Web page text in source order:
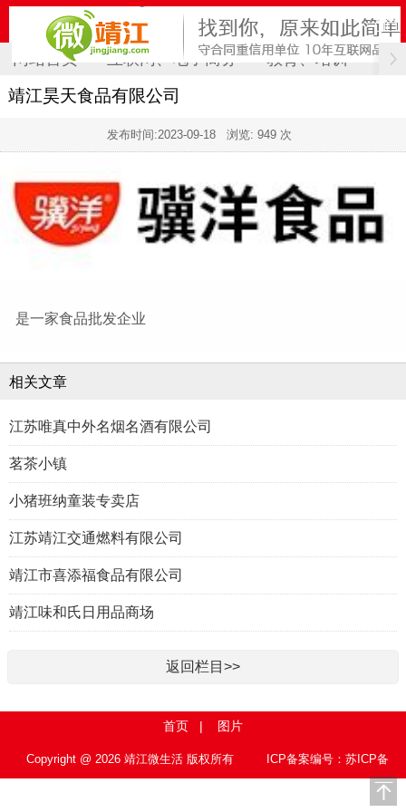
网站首页 互联网、电子商务 教育、培训 计
靖江昊天食品有限公司
发布时间:2023-09-18 浏览: 949 次
是一家食品批发企业
相关文章
江苏唯真中外名烟名酒有限公司
茗茶小镇
小猪班纳童装专卖店
江苏靖江交通燃料有限公司
靖江市喜添福食品有限公司
靖江味和氏日用品商场
返回栏目>>
首页 | 图片
Copyright @ 2026 靖江微生活 版权所有
ICP备案编号：苏ICP备
15010767号